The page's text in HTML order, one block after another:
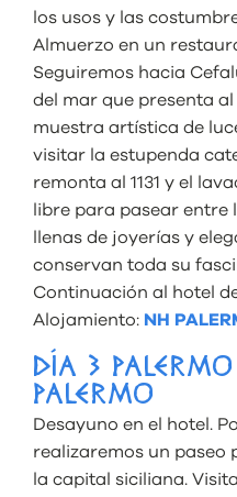
los usos y las
Almuerzo en un
Seguiremos hacia
del mar que presenta
muestra artística de
visitar la estupenda
remonta al 1131 y el
libre para pasear entre
llenas de joyerías y
conservan toda su
Continuación al hotel
Alojamiento: NH
DÍA 3
PALERMO
Desayuno en el hotel.
realizaremos un paseo
la capital siciliana.